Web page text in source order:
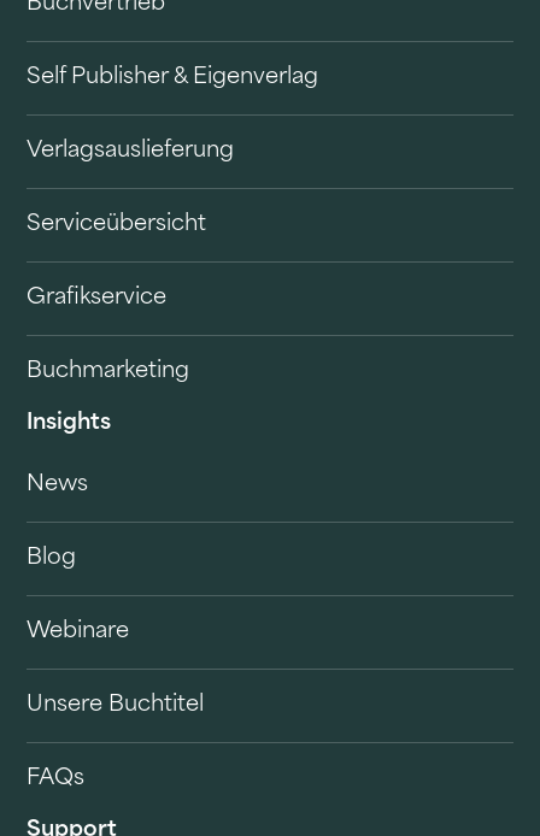
Self Publisher & Eigenverlag
Verlagsauslieferung
Serviceübersicht
Grafikservice
Buchmarketing
Insights
News
Blog
Webinare
Unsere Buchtitel
FAQs
Support